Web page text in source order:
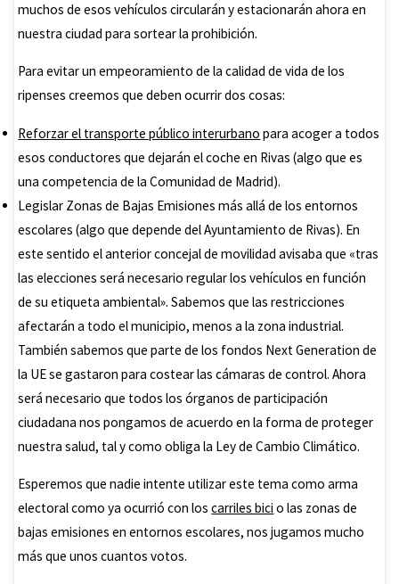
muchos de esos vehículos circularán y estacionarán ahora en
nuestra ciudad para sortear la prohibición.
Para evitar un empeoramiento de la calidad de vida de los
ripenses creemos que deben ocurrir dos cosas:
Reforzar el transporte público interurbano para acoger a todos
esos conductores que dejarán el coche en Rivas (algo que es
una competencia de la Comunidad de Madrid).
Legislar Zonas de Bajas Emisiones más allá de los entornos
escolares (algo que depende del Ayuntamiento de Rivas). En
este sentido el anterior concejal de movilidad avisaba que «tras
las elecciones será necesario regular los vehículos en función
de su etiqueta ambiental». Sabemos que las restricciones
afectarán a todo el municipio, menos a la zona industrial.
También sabemos que parte de los fondos Next Generation de
la UE se gastaron para costear las cámaras de control. Ahora
será necesario que todos los órganos de participación
ciudadana nos pongamos de acuerdo en la forma de proteger
nuestra salud, tal y como obliga la Ley de Cambio Climático.
Esperemos que nadie intente utilizar este tema como arma
electoral como ya ocurrió con loscarriles bici o las zonas de
bajas emisiones en entornos escolares, nos jugamos mucho
más que unos cuantos votos.